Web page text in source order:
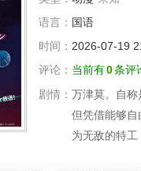
语言： 国语
时间： 2026-07-19
评论： 当前有0条评
剧情： 万津莫。自称
但凭借能够
为无敌的特